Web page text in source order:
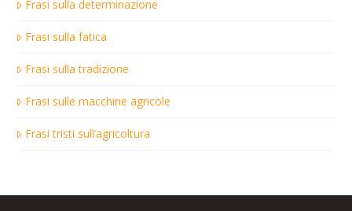
Frasi sulla determinazione
Frasi sulla fatica
Frasi sulla tradizione
Frasi sulle macchine agricole
Frasi tristi sull’agricoltura